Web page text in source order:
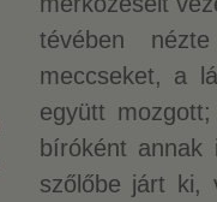
tévében
meccseket, a
együtt
bíróként
szőlőbe járt ki,